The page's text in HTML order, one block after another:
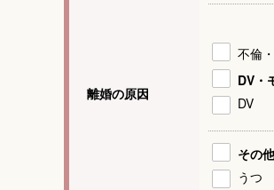
離婚の原因
不倫
DV・
DV
その他
うつ